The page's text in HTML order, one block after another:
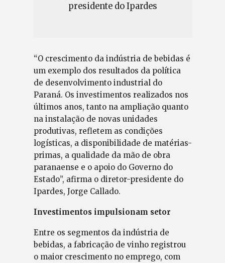
presidente do Ipardes
“O crescimento da indústria de bebidas é
um exemplo dos resultados da política
de desenvolvimento industrial do
Paraná. Os investimentos realizados nos
últimos anos, tanto na ampliação quanto
na instalação de novas unidades
produtivas, refletem as condições
logísticas, a disponibilidade de matérias-
primas, a qualidade da mão de obra
paranaense e o apoio do Governo do
Estado”, afirma o diretor-presidente do
Ipardes, Jorge Callado.
Investimentos impulsionam setor
Entre os segmentos da indústria de
bebidas, a fabricação de vinho registrou
o maior crescimento no emprego, com